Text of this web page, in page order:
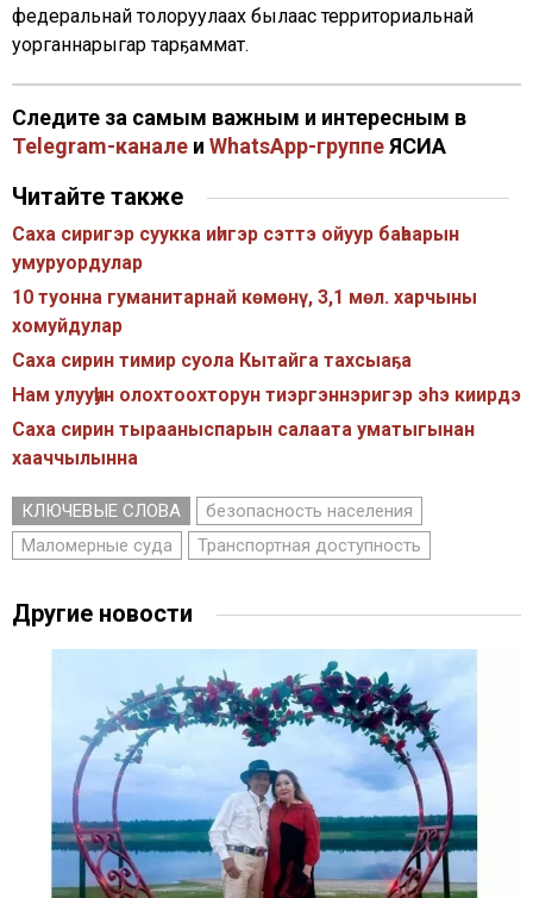
федеральнай толоруулаах былаас территориальнай
уорганнарыгар тарҕаммат.
Следите за самым важным и интересным в
Telegram-канале и WhatsApp-группеЯСИА
Читайте также
Саха сиригэр суукка иһигэр сэттэ ойуур баһаарын
умуруордулар
10 туонна гуманитарнай көмөнү, 3,1 мөл. харчыны
хомуйдулар
Саха сирин тимир суола Кытайга тахсыаҕа
Нам улууһун олохтоохторун тиэргэннэригэр эhэ киирдэ
Саха сирин тырааныспарын салаата уматыгынан
хааччылынна
КЛЮЧЕВЫЕ СЛОВА
безопасность населения
Маломерные суда
Транспортная доступность
Другие новости